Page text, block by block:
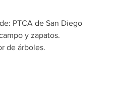
PTCA de San Diego
y zapatos.
de árboles.